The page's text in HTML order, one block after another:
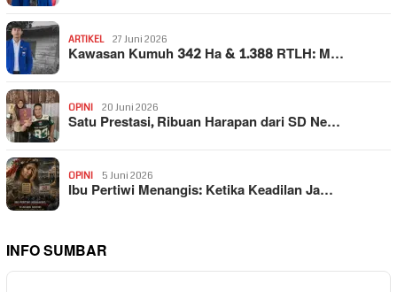
ARTIKEL 27 Juni 2026
Kawasan Kumuh 342 Ha & 1.388 RTLH: M…
OPINI 20 Juni 2026
Satu Prestasi, Ribuan Harapan dari SD Ne…
OPINI 5 Juni 2026
Ibu Pertiwi Menangis: Ketika Keadilan Ja…
INFO SUMBAR